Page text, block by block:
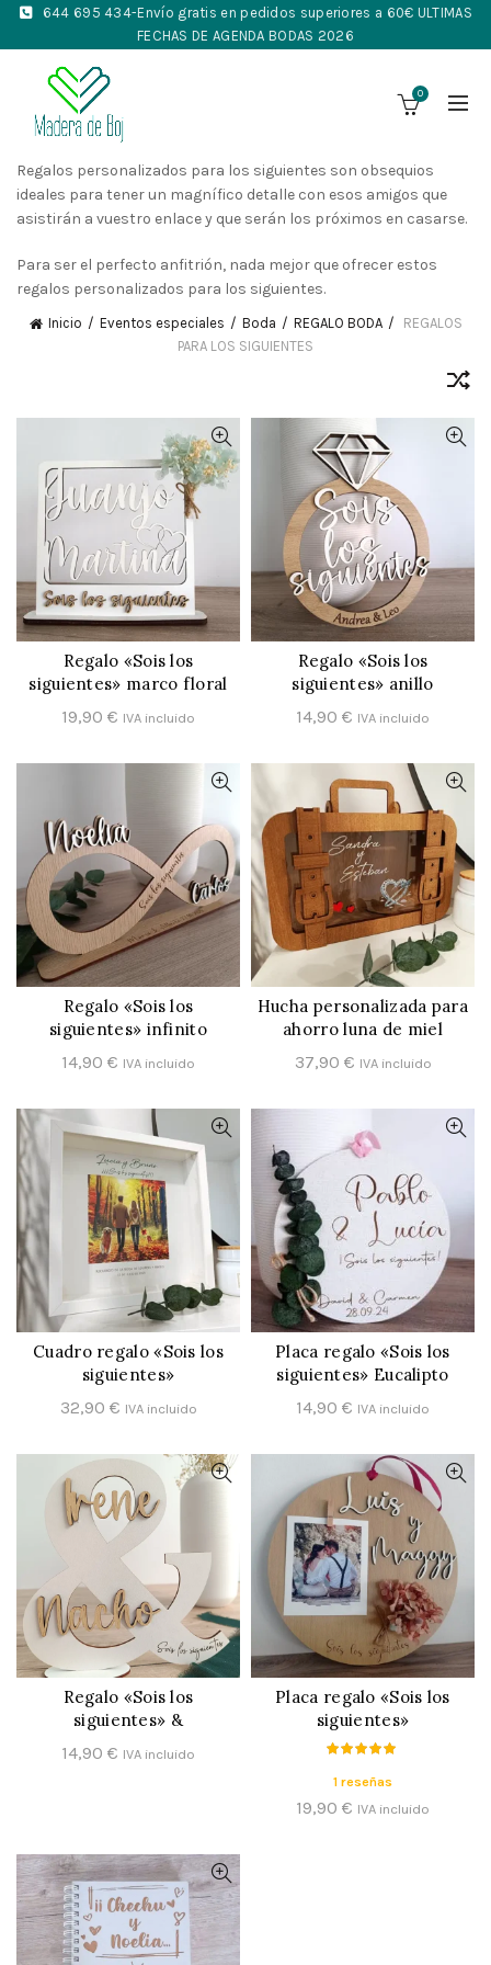
644 695 434-Envío gratis en pedidos superiores a 60€ ULTIMAS
FECHAS DE AGENDA BODAS 2026
0
Regalos personalizados para los siguientes son obsequios
ideales para tener un magnífico detalle con esos amigos que
asistirán a vuestro enlace y que serán los próximos en casarse.
Para ser el perfecto anfitrión, nada mejor que ofrecer estos
regalos personalizados para los siguientes.
Inicio Eventos especiales Boda REGALO BODA
REGALOS
PARA LOS SIGUIENTES
CONFIGURAR
Regalo «Sois los
siguientes» marco floral
19,90 € IVA incluido
CONFIGURAR
Regalo «Sois los
siguientes» anillo
14,90 € IVA incluido
CONFIGURAR
Regalo «Sois los
siguientes» infinito
14,90 € IVA incluido
CONFIGURAR
Hucha personalizada para
ahorro luna de miel
37,90 € IVA incluido
CONFIGURAR
Cuadro regalo «Sois los
siguientes»
32,90 € IVA incluido
CONFIGURAR
Placa regalo «Sois los
siguientes» Eucalipto
14,90 € IVA incluido
CONFIGURAR
Regalo «Sois los
siguientes» &
14,90 € IVA incluido
CONFIGURAR
Placa regalo «Sois los
siguientes»
1 reseñas
19,90 € IVA incluido